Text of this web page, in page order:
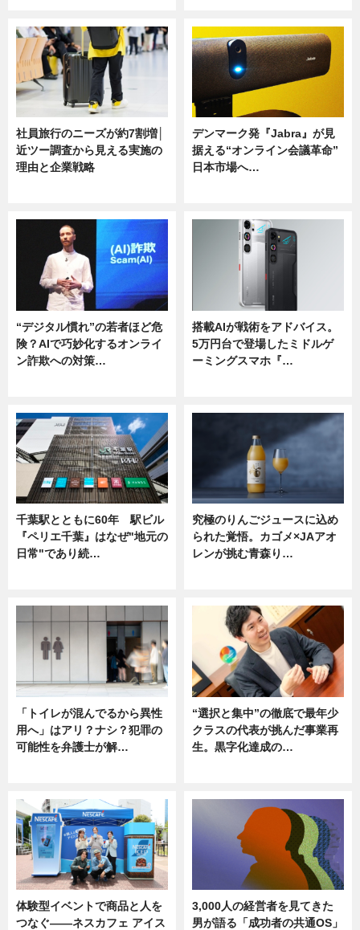
社員旅行のニーズが約7割増│
近ツー調査から見える実施の
理由と企業戦略
デンマーク発『Jabra』が見
据える“オンライン会議革命”
日本市場へ…
“デジタル慣れ”の若者ほど危
険？AIで巧妙化するオンライ
ン詐欺への対策…
搭載AIが戦術をアドバイス。
5万円台で登場したミドルゲ
ーミングスマホ『…
千葉駅とともに60年 駅ビル
『ペリエ千葉』はなぜ"地元の
日常"であり続…
究極のりんごジュースに込め
られた覚悟。カゴメ×JAアオ
レンが挑む青森り…
「トイレが混んでるから異性
用へ」はアリ？ナシ？犯罪の
可能性を弁護士が解…
“選択と集中”の徹底で最年少
クラスの代表が挑んだ事業再
生。黒字化達成の…
体験型イベントで商品と人を
つなぐ――ネスカフェ アイス
3,000人の経営者を見てきた
男が語る「成功者の共通OS」